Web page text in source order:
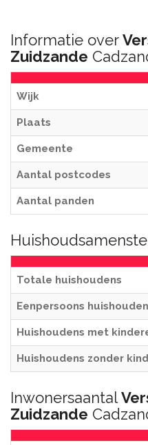
Informatie over
Zuidzande
Wijk
Plaats
Gemeente
Aantal postcodes
Aantal panden
Totale huishoudens
Eenpersoons
Huishoudens met
Huishoudens zonder
Inwonersaantal
Zuidzande